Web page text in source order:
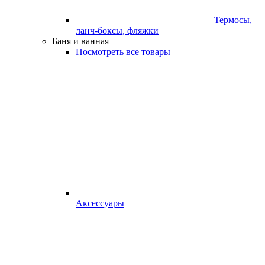
Термосы,
ланч-боксы, фляжки
Баня и ванная
Посмотреть все товары
Аксессуары